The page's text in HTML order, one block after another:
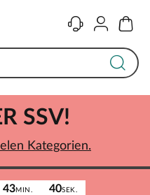
KontaktKonto
43MIN. 40SEK.
SSV!
Kategorien.